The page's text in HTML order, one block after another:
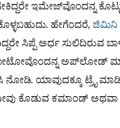
ಇಮೇಜ್​ವೊಂದನ್ನ
ಹೇಗೆಂದರೆ,ಜಿಮಿನಿ
ಸಿಪ್ಪೆ ಅರ್ಧ ಸುಲಿದಿರುವ
ಅಪ್​ಲೋಡ್
ನೋಡಿ. ಯಾವುದಕ್ಕೂ ಟ್ರೈ
ಕೊಡುವ ಕಮಾಂಡ್